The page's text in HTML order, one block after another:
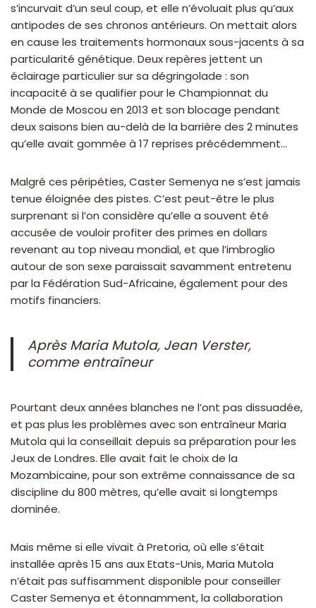
s’incurvait d’un seul coup, et elle n’évoluait plus qu’aux
antipodes de ses chronos antérieurs. On mettait alors
en cause les traitements hormonaux sous-jacents à sa
particularité génétique. Deux repères jettent un
éclairage particulier sur sa dégringolade : son
incapacité à se qualifier pour le Championnat du
Monde de Moscou en 2013 et son blocage pendant
deux saisons bien au-delà de la barrière des 2 minutes
qu’elle avait gommée à 17 reprises précédemment…
Malgré ces péripéties, Caster Semenya ne s’est jamais
tenue éloignée des pistes. C’est peut-être le plus
surprenant si l’on considère qu’elle a souvent été
accusée de vouloir profiter des primes en dollars
revenant au top niveau mondial, et que l’imbroglio
autour de son sexe paraissait savamment entretenu
par la Fédération Sud-Africaine, également pour des
motifs financiers.
Après Maria Mutola, Jean Verster,
comme entraîneur
Pourtant deux années blanches ne l’ont pas dissuadée,
et pas plus les problèmes avec son entraîneur Maria
Mutola qui la conseillait depuis sa préparation pour les
Jeux de Londres. Elle avait fait le choix de la
Mozambicaine, pour son extrême connaissance de sa
discipline du 800 mètres, qu’elle avait si longtemps
dominée.
Mais même si elle vivait à Pretoria, où elle s’était
installée après 15 ans aux Etats-Unis, Maria Mutola
n’était pas suffisamment disponible pour conseiller
Caster Semenya et étonnamment, la collaboration